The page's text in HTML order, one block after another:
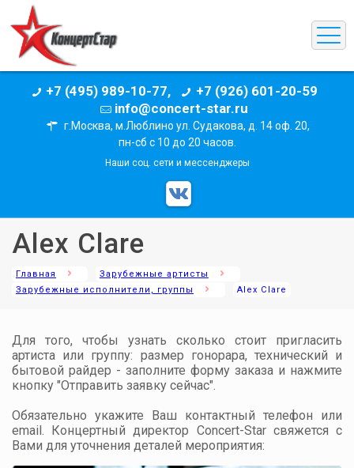
+7 (495) 989-10-77,
+7 (926) 601-20-59
info@concert-star.ru
г.Москва, м.Люблино ул. Судакова, д. 14 оф. 20,
пн-сб с 10 до 20 часов.
Наши соц. сети и мессенджеры
Alex Clare
Главная
Зарубежные артисты
Зарубежные исполнители, группы
Alex Clare
Для того, чтобы узнать сколько стоит пригласить
артиста или группу: размер гонорара, технический и
бытовой райдер - заполните форму заказа и нажмите
кнопку "Отправить заявку сейчас".
Обязательно укажите Ваш контактный телефон или
email. Концертный директор Concert-Star свяжется с
Вами для уточнения деталей мероприятия: